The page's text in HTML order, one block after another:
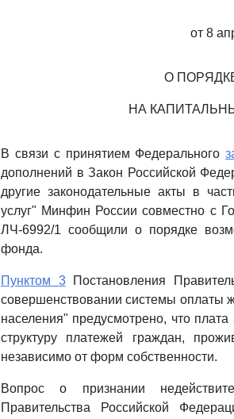
от 8
О
НА
В связи с принятием Федерального
дополнений в Закон Российской
другие законодательные акты в
услуг" Минфин России совместно с
ЛЧ-6992/1 сообщили о порядке
фонда.
Пунктом 3Постановления
совершенствовании системы оплаты
населения" предусмотрено, что
структуру платежей граждан,
независимо от форм собственности.
Вопрос о признании
Правительства Российской